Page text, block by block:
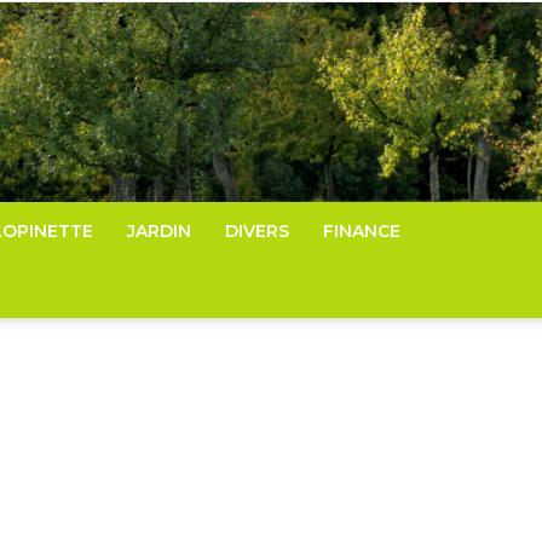
JARDIN DIVERS FINANCE